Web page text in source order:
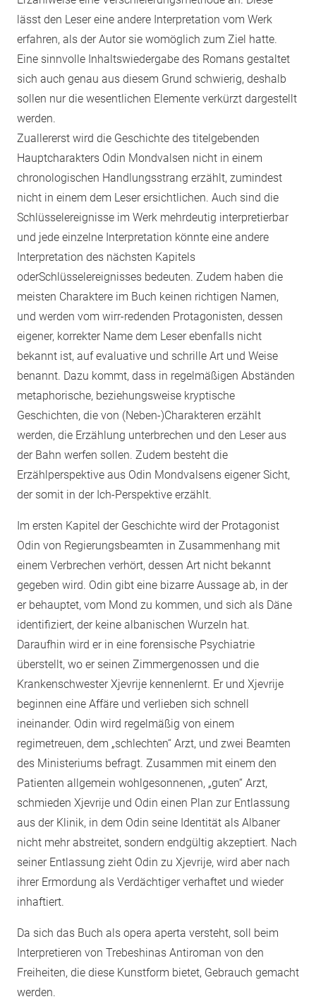
lässt den Leser eine andere Interpretation vom Werk
erfahren, als der Autor sie womöglich zum Ziel hatte.
Eine sinnvolle Inhaltswiedergabe des Romans gestaltet
sich auch genau aus diesem Grund schwierig, deshalb
sollen nur die wesentlichen Elemente verkürzt dargestellt
werden.
Zuallererst wird die Geschichte des titelgebenden
Hauptcharakters Odin Mondvalsen nicht in einem
chronologischen Handlungsstrang erzählt, zumindest
nicht in einem dem Leser ersichtlichen. Auch sind die
Schlüsselereignisse im Werk mehrdeutig interpretierbar
und jede einzelne Interpretation könnte eine andere
Interpretation des nächsten Kapitels
oderSchlüsselereignisses bedeuten. Zudem haben die
meisten Charaktere im Buch keinen richtigen Namen,
und werden vom wirr-redenden Protagonisten, dessen
eigener, korrekter Name dem Leser ebenfalls nicht
bekannt ist, auf evaluative und schrille Art und Weise
benannt. Dazu kommt, dass in regelmäßigen Abständen
metaphorische, beziehungsweise kryptische
Geschichten, die von (Neben-)Charakteren erzählt
werden, die Erzählung unterbrechen und den Leser aus
der Bahn werfen sollen. Zudem besteht die
Erzählperspektive aus Odin Mondvalsens eigener Sicht,
der somit in der Ich-Perspektive erzählt.
Im ersten Kapitel der Geschichte wird der Protagonist
Odin von Regierungsbeamten in Zusammenhang mit
einem Verbrechen verhört, dessen Art nicht bekannt
gegeben wird. Odin gibt eine bizarre Aussage ab, in der
er behauptet, vom Mond zu kommen, und sich als Däne
identifiziert, der keine albanischen Wurzeln hat.
Daraufhin wird er in eine forensische Psychiatrie
überstellt, wo er seinen Zimmergenossen und die
Krankenschwester Xjevrije kennenlernt. Er und Xjevrije
beginnen eine Affäre und verlieben sich schnell
ineinander. Odin wird regelmäßig von einem
regimetreuen, dem „schlechten“ Arzt, und zwei Beamten
des Ministeriums befragt. Zusammen mit einem den
Patienten allgemein wohlgesonnenen, „guten“ Arzt,
schmieden Xjevrije und Odin einen Plan zur Entlassung
aus der Klinik, in dem Odin seine Identität als Albaner
nicht mehr abstreitet, sondern endgültig akzeptiert. Nach
seiner Entlassung zieht Odin zu Xjevrije, wird aber nach
ihrer Ermordung als Verdächtiger verhaftet und wieder
inhaftiert.
Da sich das Buch als opera aperta versteht, soll beim
Interpretieren von Trebeshinas Antiroman von den
Freiheiten, die diese Kunstform bietet, Gebrauch gemacht
werden.